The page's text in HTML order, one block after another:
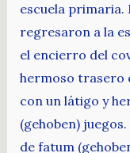
escuela primaria.
regresaron a la
el encierro del
hermoso trasero
con un látigo y
(gehoben)
de fatum